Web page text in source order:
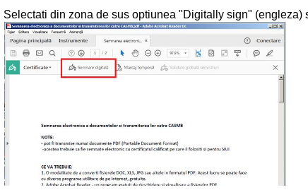
Selectati din zona de sus optiunea "Digitally sign" (engleza)